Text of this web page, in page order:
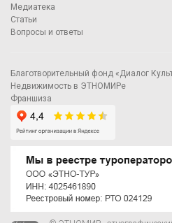
Медиатека
Статьи
Вопросы и ответы
Благотворительный фонд «Диалог
Недвижимость в ЭТНОМИРе
Франшиза